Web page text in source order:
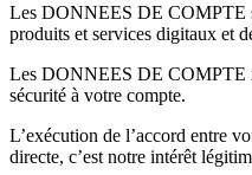
Les DONNEES DE COMPTE
produits et services digitaux et
Les DONNEES DE COMPTE
sécurité à votre compte.
L’exécution de l’accord entre
directe, c’est notre intérêt